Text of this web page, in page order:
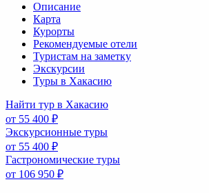
Описание
Карта
Курорты
Рекомендуемые отели
Туристам на заметку
Экскурсии
Туры в Хакасию
Найти тур в Хакасию
от 55 400 ₽
Экскурсионные туры
от 55 400 ₽
Гастрономические туры
от 106 950 ₽